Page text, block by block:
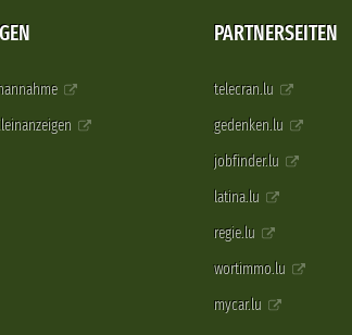
PARTNERSEITEN
telecran.lu
gedenken.lu
jobfinder.lu
latina.lu
regie.lu
wortimmo.lu
mycar.lu